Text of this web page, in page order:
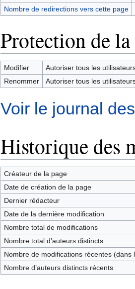
Nombre de redirections vers cette page
Protection de la
Modifier
Autoriser tous les
Renommer
Autoriser tous les
Voir le journal
Historique des
Créateur de la page
Date de création de la page
Dernier rédacteur
Date de la dernière modification
Nombre total de modifications
Nombre total d’auteurs distincts
Nombre de modifications récentes (dans
Nombre d’auteurs distincts récents